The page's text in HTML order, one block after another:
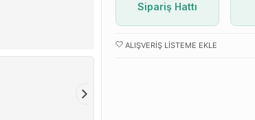
Sipariş Hattı
ALIŞVERIŞ LISTEME EKLE